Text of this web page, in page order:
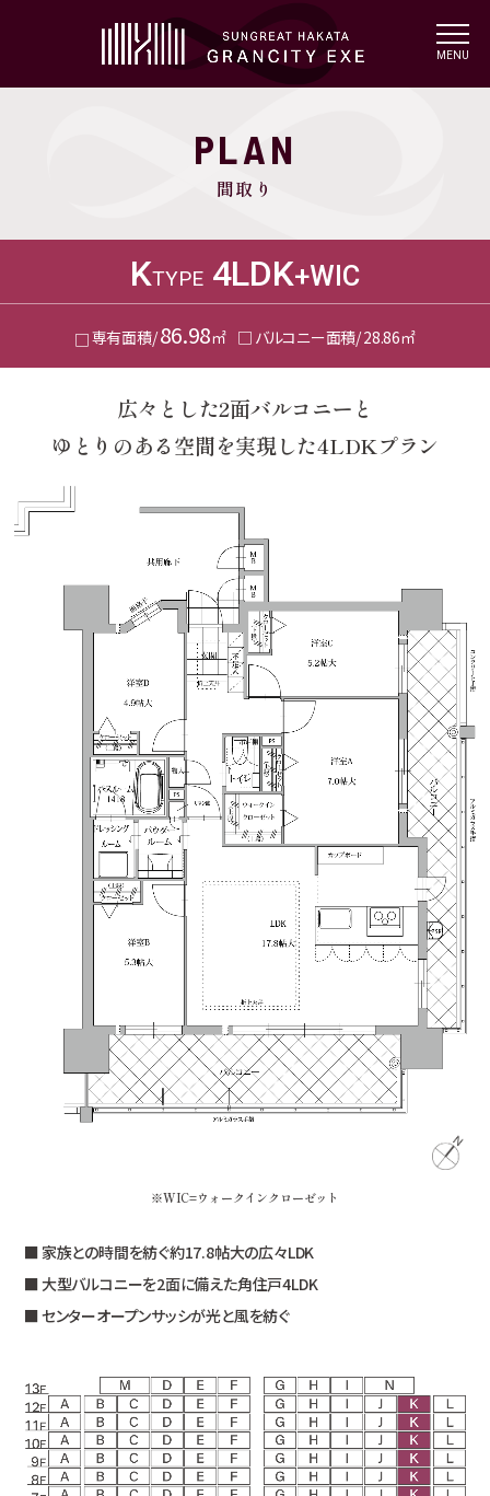
t
o
g
i
MENU
PLAN
間取り
KTYPE 4LDK+WIC
専有面積/86.98㎡ バルコニー面積/28.86㎡
広々とした2面バルコニーと
ゆとりのある空間を実現した4LDKプラン
家族との時間を紡ぐ約17.8帖大の広々LDK
大型バルコニーを2面に備えた角住戸4LDK
センターオープンサッシが光と風を紡ぐ
※WIC=ウォークインクローゼット